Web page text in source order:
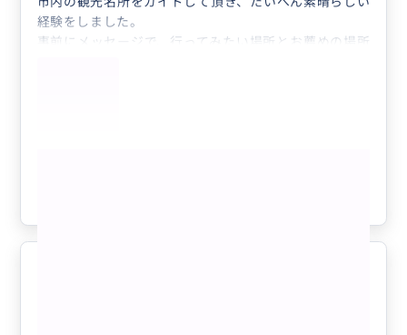
【ネパールのお土産でお勧めなもの】
経験をしました。
事前にメッセージで、行ってみたい場所とお薦めの場所
ネパール観光をお考えの方にもお薦めさせて頂きます。